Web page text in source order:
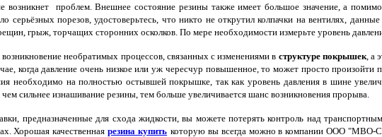
возникнет проблем. Внешнее состояние резины также имеет большое значение, а
порезов, удостоверьтесь, что никто не открутил колпачки на вентилях,
грыж, торчащих сторонних осколков. По мере необходимости измерьте уровень
необратимых процессов, связанных с изменениями в структуре покрышек, а
когда давление очень низкое или уж чересчур повышенное, то может просто
необходимо на полностью остывшей покрышке, так как уровень давления в шине
сильнее изнашивание резины, тем больше увеличивается шанс возникновения прорыва.
предназначенные для схода жидкости, вы можете потерять контроль над
Хорошая качественнаярезина купить которую вы всегда можно в компании OOO "МВО-